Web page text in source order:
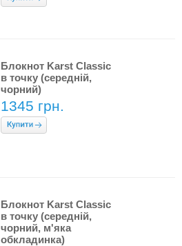
Блокнот Karst Classic
в точку (середній,
чорний)
1345 грн.
Блокнот Karst Classic
в точку (середній,
чорний, м'яка
обкладинка)